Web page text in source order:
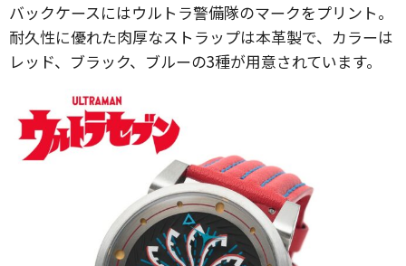
バックケースにはウルトラ警備隊のマークをプリント。
耐久性に優れた肉厚なストラップは本革製で、カラーは
レッド、ブラック、ブルーの3種が用意されています。